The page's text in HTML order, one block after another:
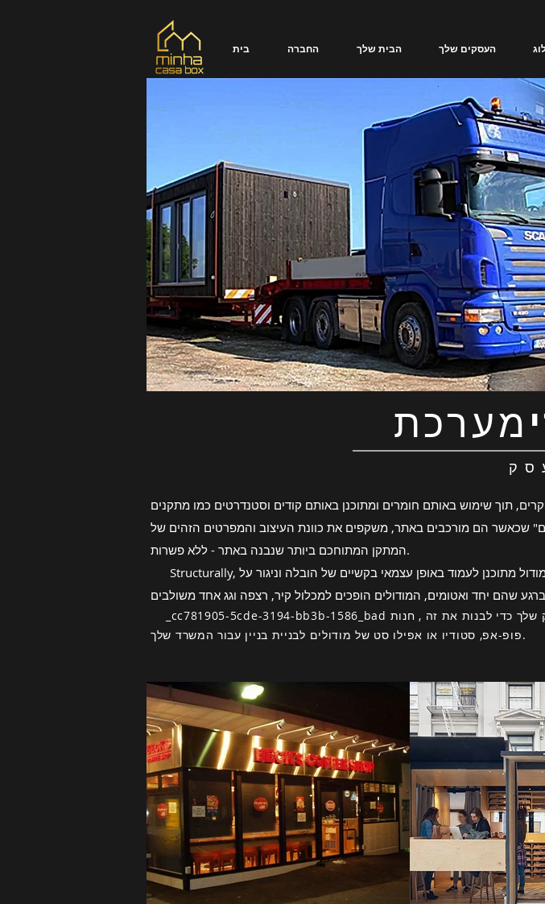
בית החברה הבית שלך העסקים שלך
מערכת
תוך שימוש באותם חומרים ומתוכנן באותם קודים וסטנדרטים כמו מתקנים
שכאשר הם מורכבים באתר, משקפים את כוונת העיצוב והמפרטים הזהים של
המתקן המתוחכם ביותר שנבנה באתר - ללא פשרות.
Structurally, מבנים מודולריים הם בדרך כלל חזקים יותר מבנייה קונבנציונלית מכיוון שכל מודול מתוכנן לעמוד באופן עצמאי בקשיים של הובלה וניגור על
_cc781905-5cde-3194-bb3b-1586_bad עסק בחנות כדי לבנות את הפתרון שלך, יש לך את הפתרון השלם לעסק שלך כדי לבנות את זה , חנות
פופ-אפ, סטודיו או אפילו סט של מודולים לבניית בניין עבור המשרד שלך.